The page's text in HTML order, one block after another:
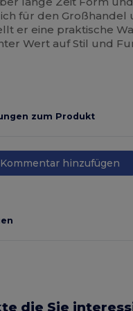
für den Großhandel
er eine praktische
Wert auf Stil und
zum Produkt
Kommentar hinzufügen
die Sie